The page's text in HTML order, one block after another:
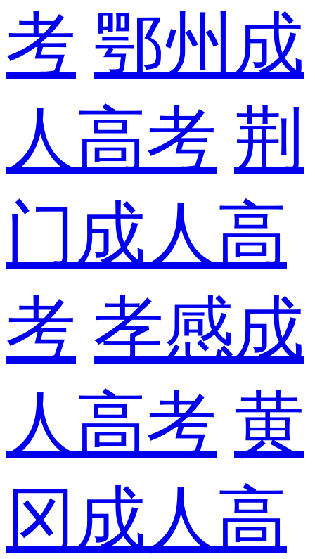
考 鄂州成
人高考 荆
门成人高
考 孝感成
人高考 黄
冈成人高